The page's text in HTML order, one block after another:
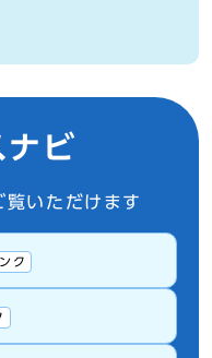
ナビ
いただけます
ク